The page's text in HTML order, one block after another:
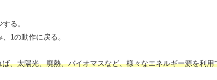
る。
1の動作に戻る。
、太陽光、廃熱、バイオマスなど、様々なエネルギー源を利用